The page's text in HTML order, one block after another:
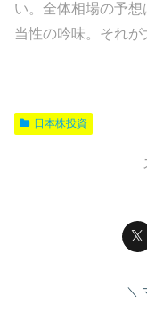
い。全体相場の予
当性の吟味。それが
日本株投資